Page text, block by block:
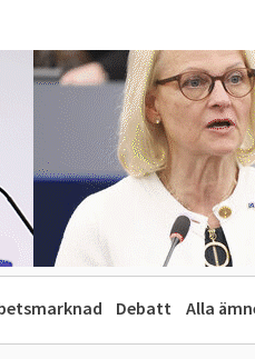
Debatt Alla